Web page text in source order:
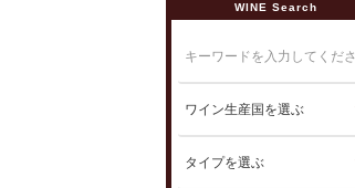
WINE Search